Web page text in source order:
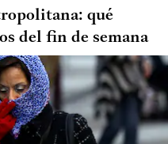
qué
del fin de semana